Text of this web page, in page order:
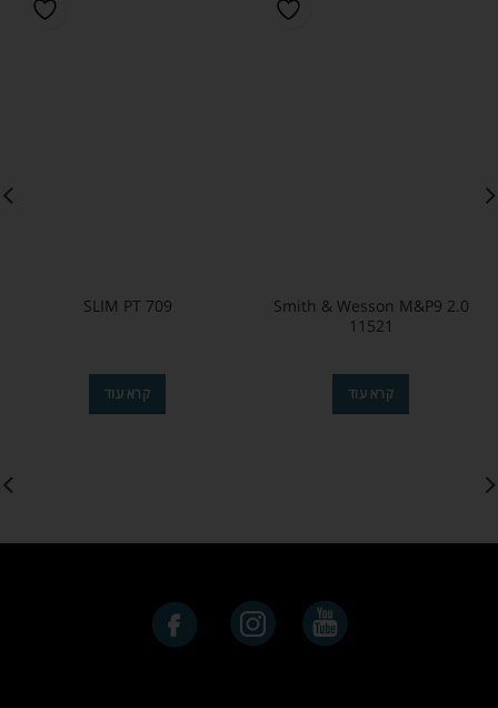
Smith & Wesson M&P9 2.0
11521
קרא עוד
SLIM PT 709
קרא עוד